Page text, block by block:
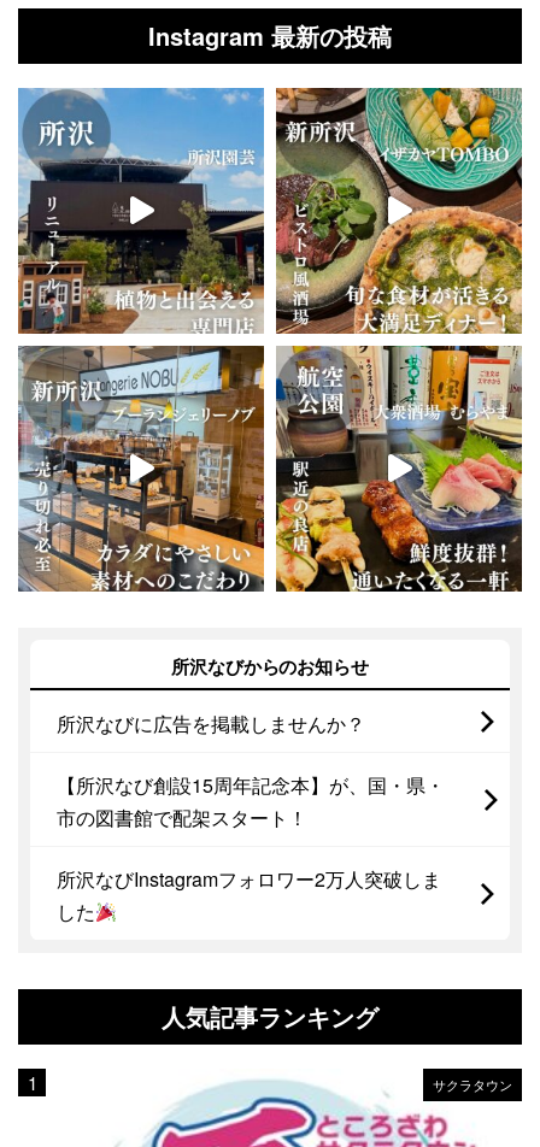
Instagram 最新の投稿
所沢なびからのお知らせ
所沢なびに広告を掲載しませんか？
【所沢なび創設15周年記念本】が、国・県・
市の図書館で配架スタート！
所沢なびInstagramフォロワー2万人突破しま
した
人気記事ランキング
サクラタウン